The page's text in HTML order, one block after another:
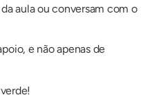
aula ou conversam com o
e não apenas de